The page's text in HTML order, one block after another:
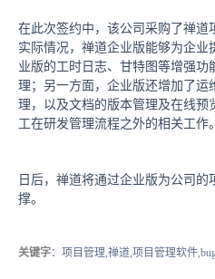
在此次签约中，该公司采购了禅道
实际情况，禅道企业版能够为企
业版的工时日志、甘特图等增强功
理；另一方面，企业版还增加了运
理，以及文档的版本管理及在线预
工在研发管理流程之外的相关工作。
日后，禅道将通过企业版为公司
撑。
关键字：项目管理,禅道,项目管理软件